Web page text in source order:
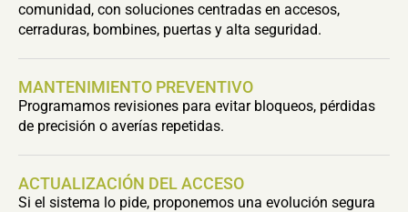
comunidad, con soluciones centradas en accesos,
cerraduras, bombines, puertas y alta seguridad.
MANTENIMIENTO PREVENTIVO
Programamos revisiones para evitar bloqueos, pérdidas
de precisión o averías repetidas.
ACTUALIZACIÓN DEL ACCESO
Si el sistema lo pide, proponemos una evolución segura